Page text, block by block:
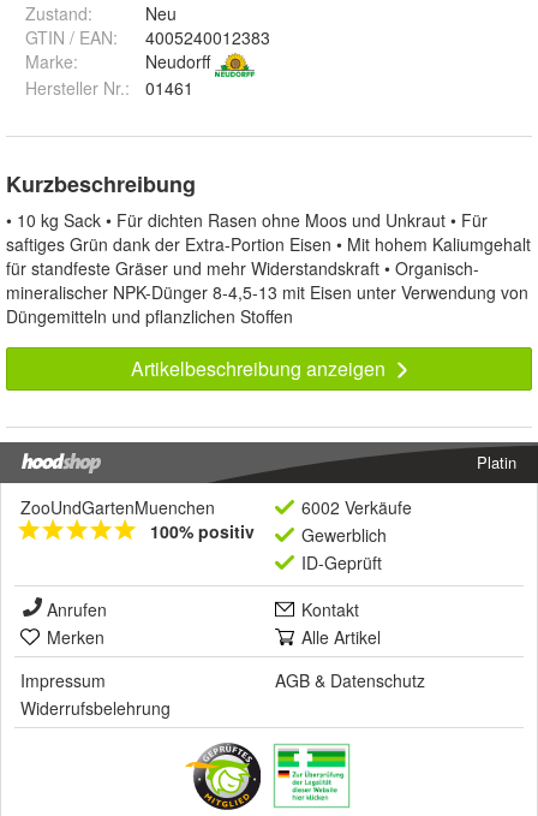
Zustand:
Neu
GTIN / EAN:
4005240012383
Marke:
Neudorff
Hersteller Nr.:
01461
Kurzbeschreibung
• 10 kg Sack • Für dichten Rasen ohne Moos und Unkraut • Für
saftiges Grün dank der Extra-Portion Eisen • Mit hohem Kaliumgehalt
für standfeste Gräser und mehr Widerstandskraft • Organisch-
mineralischer NPK-Dünger 8-4,5-13 mit Eisen unter Verwendung von
Düngemitteln und pflanzlichen Stoffen
Artikelbeschreibung anzeigen
Platin
ZooUndGartenMuenchen
100% positiv
6002 Verkäufe
Gewerblich
ID-Geprüft
Anrufen
Kontakt
Merken
Alle Artikel
Impressum
AGB & Datenschutz
Widerrufsbelehrung